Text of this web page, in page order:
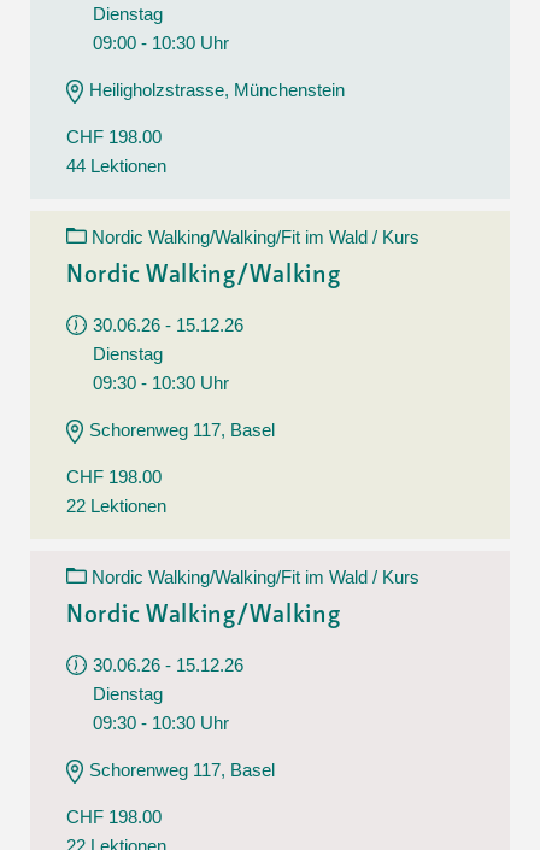
Dienstag
09:00 - 10:30 Uhr
Heiligholzstrasse, Münchenstein
CHF 198.00
44 Lektionen
Nordic Walking/Walking/Fit im Wald / Kurs
Nordic Walking/Walking
30.06.26 - 15.12.26
Dienstag
09:30 - 10:30 Uhr
Schorenweg 117, Basel
CHF 198.00
22 Lektionen
Nordic Walking/Walking/Fit im Wald / Kurs
Nordic Walking/Walking
30.06.26 - 15.12.26
Dienstag
09:30 - 10:30 Uhr
Schorenweg 117, Basel
CHF 198.00
22 Lektionen